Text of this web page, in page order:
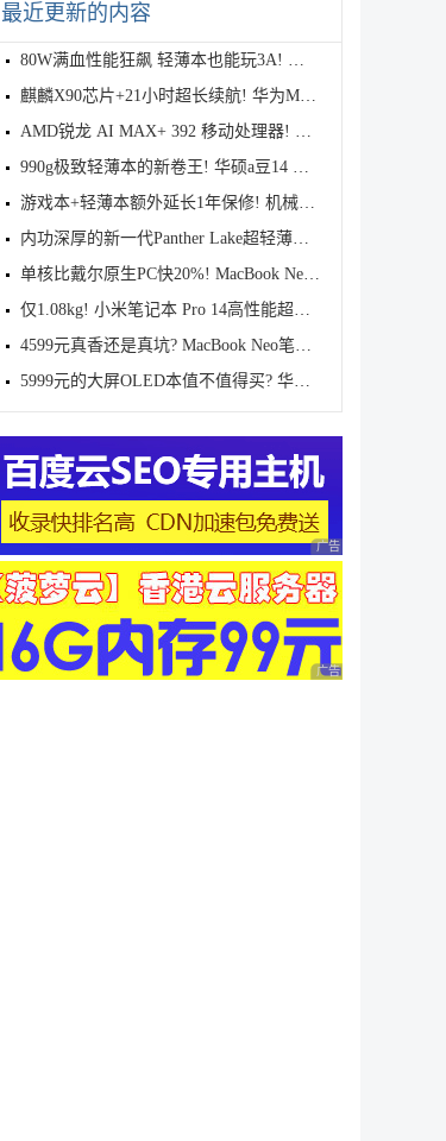
最近更新的内容
80W满血性能狂飙 轻薄本也能玩3A! 惠普星Book Pro 16
麒麟X90芯片+21小时超长续航! 华为MateBook 14鸿蒙版
AMD锐龙 AI MAX+ 392 移动处理器! 天选Air 2026锐龙AI
990g极致轻薄本的新卷王! 华硕a豆14 Air 2026测评
游戏本+轻薄本额外延长1年保修! 机械革命推出官方延保
内功深厚的新一代Panther Lake超轻薄本! 小米Book Pro
单核比戴尔原生PC快20%! MacBook Neo笔记本确认能跑Wi
仅1.08kg! 小米笔记本 Pro 14高性能超轻薄本发布 7999
4599元真香还是真坑? MacBook Neo笔记本首发评测
5999元的大屏OLED本值不值得买? 华硕无畏Pro16锐龙版2
广告 商业广告，理性
广告 商业广告，理性